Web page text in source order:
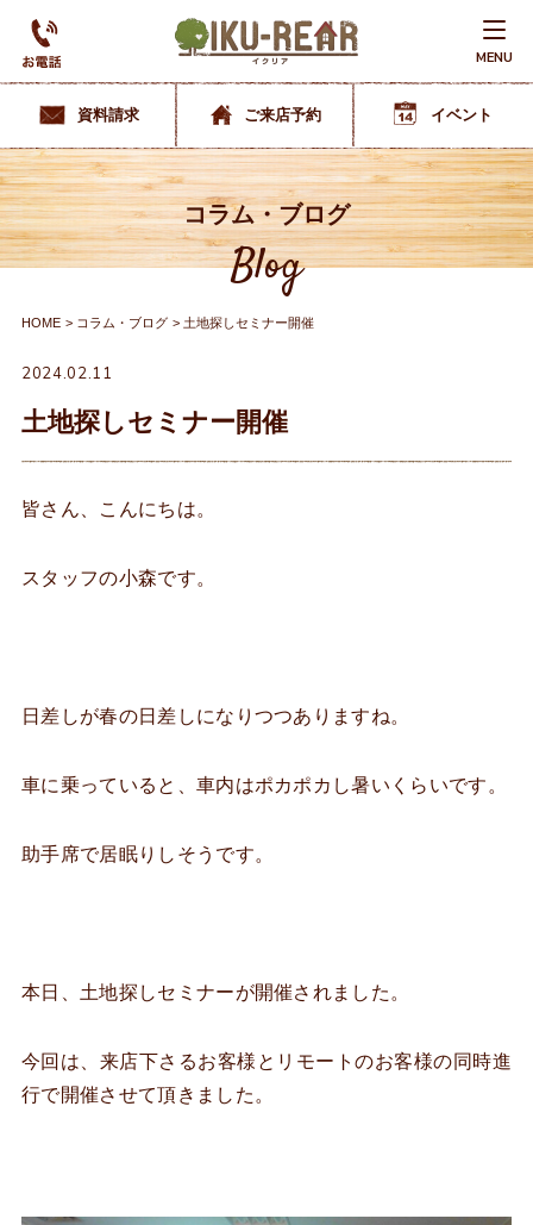
MENU
資料請求 ご来店予約 イベント
コラム・ブログ
Blog
HOME コラム・ブログ 土地探しセミナー開催
2024.02.11
土地探しセミナー開催
皆さん、こんにちは。
スタッフの小森です。
日差しが春の日差しになりつつありますね。
車に乗っていると、車内はポカポカし暑いくらいです。
助手席で居眠りしそうです。
本日、土地探しセミナーが開催されました。
今回は、来店下さるお客様とリモートのお客様の同時進
行で開催させて頂きました。